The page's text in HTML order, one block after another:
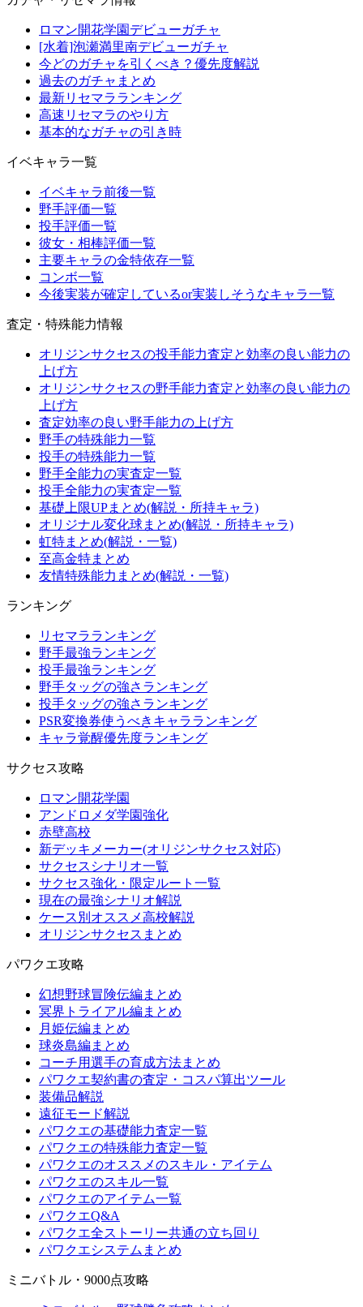
ロマン開花学園デビューガチャ
[水着]泡瀬満里南デビューガチャ
今どのガチャを引くべき？優先度解説
過去のガチャまとめ
最新リセマラランキング
高速リセマラのやり方
基本的なガチャの引き時
イベキャラ一覧
イベキャラ前後一覧
野手評価一覧
投手評価一覧
彼女・相棒評価一覧
主要キャラの金特依存一覧
コンボ一覧
今後実装が確定しているor実装しそうなキャラ一覧
査定・特殊能力情報
オリジンサクセスの投手能力査定と効率の良い能力の
上げ方
オリジンサクセスの野手能力査定と効率の良い能力の
上げ方
査定効率の良い野手能力の上げ方
野手の特殊能力一覧
投手の特殊能力一覧
野手全能力の実査定一覧
投手全能力の実査定一覧
基礎上限UPまとめ(解説・所持キャラ)
オリジナル変化球まとめ(解説・所持キャラ)
虹特まとめ(解説・一覧)
至高金特まとめ
友情特殊能力まとめ(解説・一覧)
ランキング
リセマラランキング
野手最強ランキング
投手最強ランキング
野手タッグの強さランキング
投手タッグの強さランキング
PSR変換券使うべきキャラランキング
キャラ覚醒優先度ランキング
サクセス攻略
ロマン開花学園
アンドロメダ学園強化
赤壁高校
新デッキメーカー(オリジンサクセス対応)
サクセスシナリオ一覧
サクセス強化・限定ルート一覧
現在の最強シナリオ解説
ケース別オススメ高校解説
オリジンサクセスまとめ
パワクエ攻略
幻想野球冒険伝編まとめ
冥界トライアル編まとめ
月姫伝編まとめ
球炎島編まとめ
コーチ用選手の育成方法まとめ
パワクエ契約書の査定・コスパ算出ツール
装備品解説
遠征モード解説
パワクエの基礎能力査定一覧
パワクエの特殊能力査定一覧
パワクエのオススメのスキル・アイテム
パワクエのスキル一覧
パワクエのアイテム一覧
パワクエQ&A
パワクエ全ストーリー共通の立ち回り
パワクエシステムまとめ
ミニバトル・9000点攻略